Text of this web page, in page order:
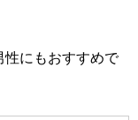
性にもおすすめで